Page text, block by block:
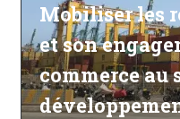
Mobiliser les
et son
commerce au